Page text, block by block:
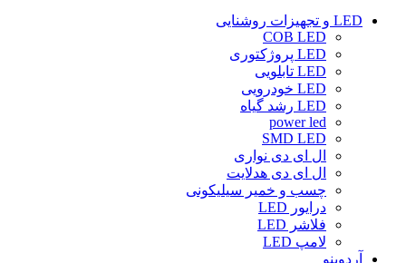
LED و تجهیزات روشنایی
COB LED
LED پروژکتوری
LED تابلویی
LED خودرویی
LED رشد گیاه
power led
SMD LED
ال ای دی نواری
ال ای دی هدلایت
چسب و خمیر سیلیکونی
درایور LED
فلاشر LED
لامپ LED
آردوینو